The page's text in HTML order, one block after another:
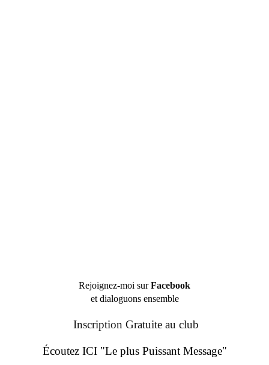
Rejoignez-moi surFacebook
et dialoguons ensemble
Inscription Gratuite au club
Écoutez ICI "Le plus Puissant Message"